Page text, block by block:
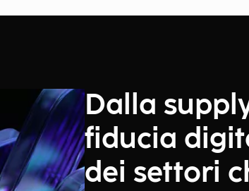
Dalla
fiducia
dei settori